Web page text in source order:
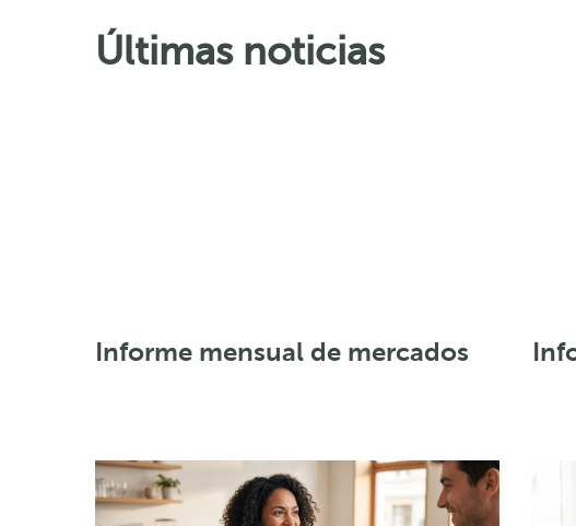
Últimas noticias
Informe mensual de mercados